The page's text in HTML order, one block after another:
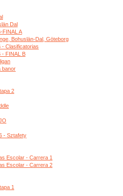
Dal
FINAL A
Bohuslän-Dal, Göteborg
- Clasificatorias
- FINAL B
banor
2
- Sztafety
Escolar - Carrera 1
Escolar - Carrera 2
1